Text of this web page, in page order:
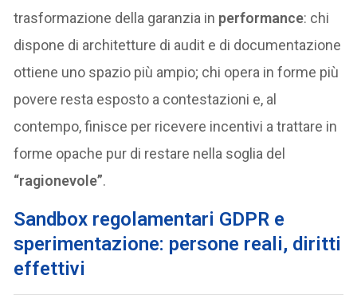
trasformazione della garanzia in performance: chi
dispone di architetture di audit e di documentazione
ottiene uno spazio più ampio; chi opera in forme più
povere resta esposto a contestazioni e, al
contempo, finisce per ricevere incentivi a trattare in
forme opache pur di restare nella soglia del
“ragionevole”.
Sandbox regolamentari GDPR e
sperimentazione: persone reali, diritti
effettivi